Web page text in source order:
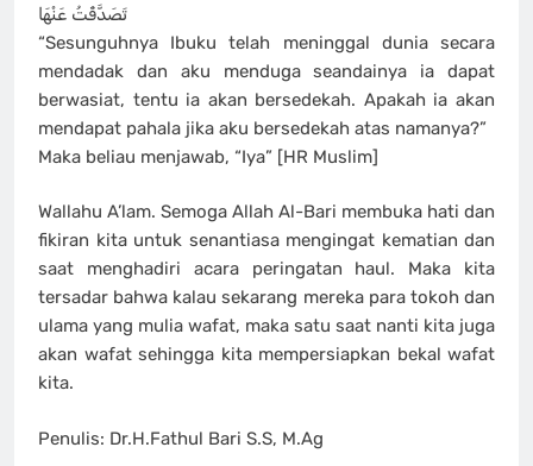
تَصَدَّقْتُ عَنْهَا
“Sesunguhnya Ibuku telah meninggal dunia secara
mendadak dan aku menduga seandainya ia dapat
berwasiat, tentu ia akan bersedekah. Apakah ia akan
mendapat pahala jika aku bersedekah atas namanya?”
Maka beliau menjawab, “Iya” [HR Muslim]
Wallahu A’lam. Semoga Allah Al-Bari membuka hati dan
fikiran kita untuk senantiasa mengingat kematian dan
saat menghadiri acara peringatan haul. Maka kita
tersadar bahwa kalau sekarang mereka para tokoh dan
ulama yang mulia wafat, maka satu saat nanti kita juga
akan wafat sehingga kita mempersiapkan bekal wafat
kita.
Penulis: Dr.H.Fathul Bari S.S, M.Ag